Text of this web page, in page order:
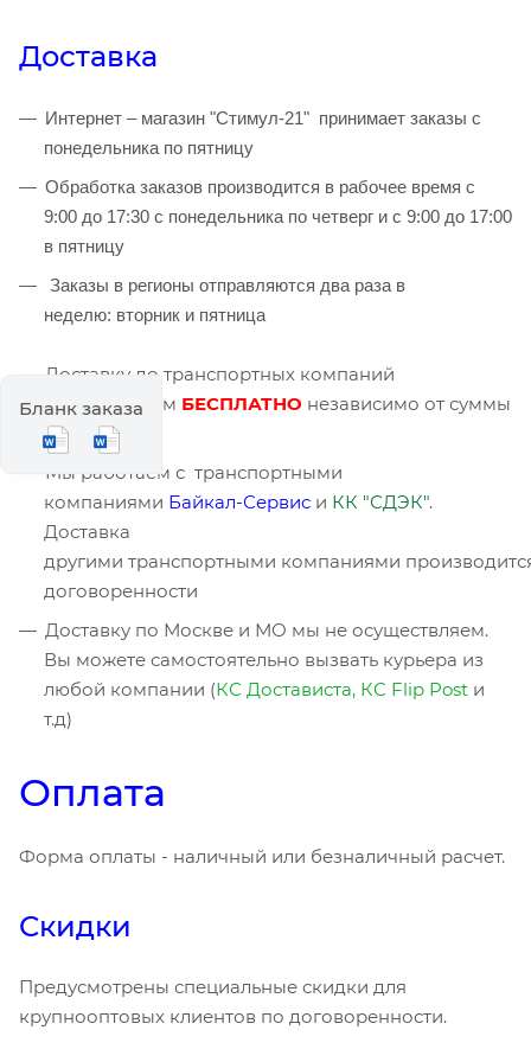
Доставка
Интернет – магазин "Стимул-21" принимает заказы с
понедельника по пятницу
Обработка заказов производится в рабочее время с
9:00 до 17:30 с понедельника по четверг и с 9:00 до 17:00
в пятницу
Заказы в регионы отправляются два раза в
неделю: вторник и пятница
Доставку до транспортных компаний
осуществляем БЕСПЛАТНО независимо от суммы
заказа.
Мы работаем с транспортными
компаниями Байкал-Сервис и КК "СДЭК".
Доставка
другими транспортными компаниями
договоренности
Доставку по Москве и МО мы не осуществляем.
Вы можете самостоятельно вызвать курьера из
любой компании (КС Достависта, КС Flip Post и
т.д)
Оплата
Форма оплаты - наличный или безналичный расчет.
Скидки
Предусмотрены специальные скидки для
крупнооптовых клиентов по договоренности.
Бланк заказа